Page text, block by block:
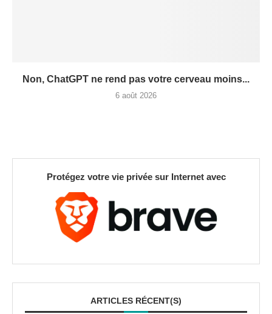
Non, ChatGPT ne rend pas votre cerveau moins...
6 août 2026
Protégez votre vie privée sur Internet avec
ARTICLES RÉCENT(S)